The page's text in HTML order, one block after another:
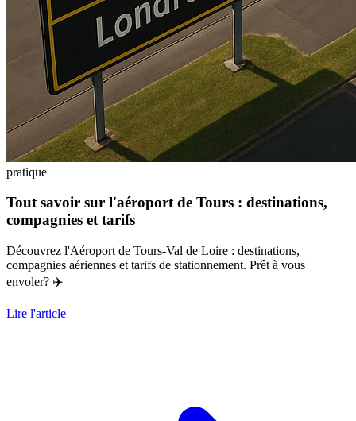
pratique
Tout savoir sur l'aéroport de Tours : destinations,
compagnies et tarifs
Découvrez l'Aéroport de Tours-Val de Loire : destinations,
compagnies aériennes et tarifs de stationnement. Prêt à vous
envoler? ✈️
Lire l'article